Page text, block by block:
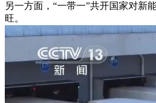
另一方面，“一带一”共开国家对新
旺。